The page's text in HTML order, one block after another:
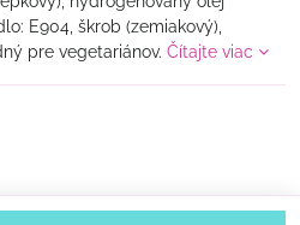
E904, škrob (zemiakový),
pre vegetariánov. Čítajte viac